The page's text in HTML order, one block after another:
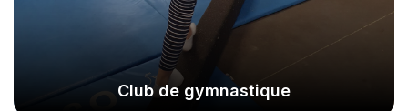
Club de gymnastique